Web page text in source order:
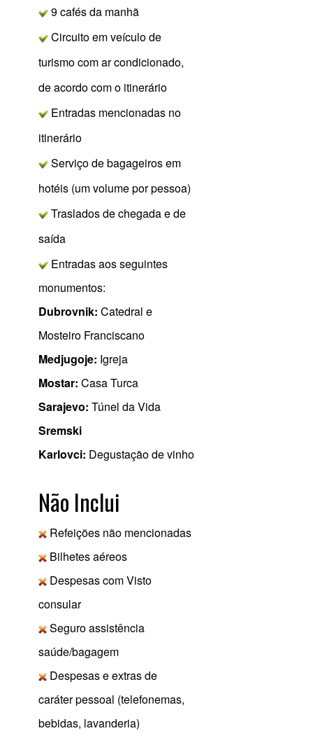
9 cafés da manhã
Circuito em veículo de
turismo com ar condicionado,
de acordo com o itinerário
Entradas mencionadas no
itinerário
Serviço de bagageiros em
hotéis (um volume por pessoa)
Traslados de chegada e de
saída
Entradas aos seguintes
monumentos:
Dubrovnik: Catedral e
Mosteiro Franciscano
Medjugoje: Igreja
Mostar: Casa Turca
Sarajevo: Túnel da Vida
Sremski
Karlovci: Degustação de vinho
Não Inclui
Refeições não mencionadas
Bilhetes aéreos
Despesas com Visto
consular
Seguro assistência
saúde/bagagem
Despesas e extras de
caráter pessoal (telefonemas,
bebidas, lavanderia)